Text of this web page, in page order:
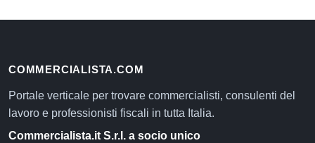
COMMERCIALISTA.COM
Portale verticale per trovare commercialisti, consulenti del
lavoro e professionisti fiscali in tutta Italia.
Commercialista.it S.r.l. a socio unico